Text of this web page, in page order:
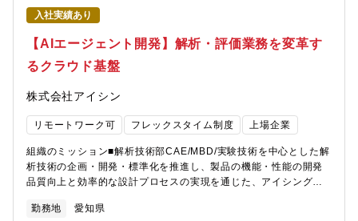
職場です。【職務内容】CASE領域において、市場価値の高い製
す。直近商用化する予定のものから、将来に向けての技術開発ま
で、様々な時間軸のプロジェクトが並行して走っています。以下
（走行制御システムと連携した機能開発）・モビリティーサービ
発）・車体領域への技術提供（車室内外監視システムと連携した
機能開発）【具体的な業務内容】商品開発部門と協業し、以下の
ようなプロジェクトを担当いただきます。・「低速自動運転/自動
ブレーキ開発」プロジェクト…車両周辺の物体や自己位置を正確
に把握するための環境認識技術開発・「自動運転時代の新サービ
態推定や人に寄り添うヒューマンマシンインタラクションで、よ
ーマに挑戦できる・HMI／制御／AIを横断し、「対話」を起点と
した新しい車の価値創出に関われる・研究寄りのテーマから商用
化直結の開発まで、幅広い時間軸のプロジェクトに関与可能・部
品サプライヤーならではの車両アクセス環境・実データを活用し
た実践的なAI開発ができる【職務内容】生成AIを活用した車載エ
が自然にインタラクションし、ユーザーの意図・状況を理解した
上で、車両制御や車載サービスへとつなげるための対話技術・AI
モデルの設計・実装・評価を担当いただきます。【具体的な業務
す。・生成AI・LLM/VLMを活用した車載向け対話エージェント技
術の研究・開発・音声・テキスト・マルチモーダル入力を用いた
ユーザー意図理解・状態推定技術の開発・ユーザーの発話・行動
文脈に基づき、車両機能（ドア、空調、シート、HMI 等）やサー
入社実績あり
【AIエージェント開発】解析・評価業務を変革す
るクラウド基盤
株式会社アイシン
リモートワーク可 フレックスタイム制度 上場企業
組織のミッション■解析技術部CAE/MBD/実験技術を中心とした解
析技術の企画・開発・標準化を推進し、製品の機能・性能の開発
品質向上と効率的な設計プロセスの実現を通じた、アイシングル
活用し、変化するニーズや技術進化に対応できる柔軟で拡張性高
勤務地 愛知県